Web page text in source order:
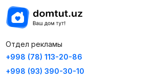
Отдел рекламы
+998 (78) 113-20-86
+998 (93) 390-30-10